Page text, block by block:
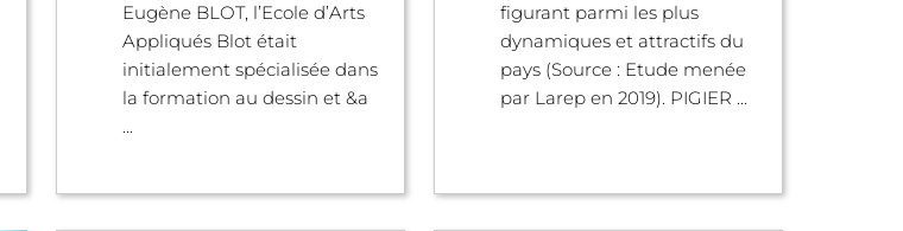
Eugène BLOT, l’Ecole d’Arts
Appliqués Blot était
initialement spécialisée dans
la formation au dessin et &a
...
figurant parmi les plus
dynamiques et attractifs du
pays (Source : Etude menée
par Larep en 2019). PIGIER ...